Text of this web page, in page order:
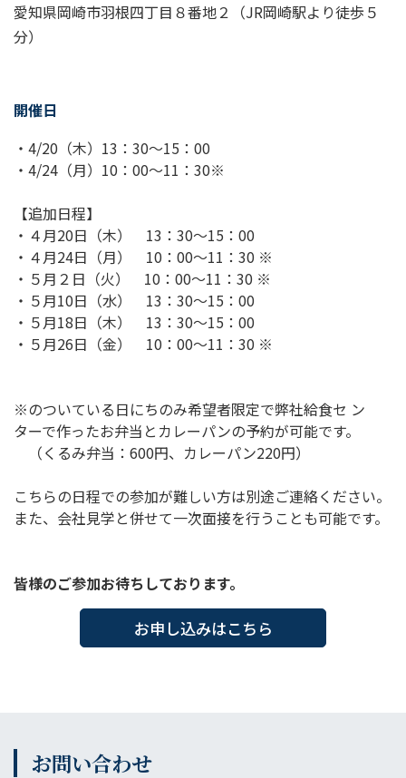
愛知県岡崎市羽根四丁目８番地２（JR岡崎駅より徒歩５
分）
開催日
・4/20（木）13：30～15：00
・4/24（月）10：00～11：30※
【追加日程】
・４月20日（木） 13：30～15：00
・４月24日（月） 10：00～11：30 ※
・５月２日（火） 10：00～11：30 ※
・５月10日（水） 13：30～15：00
・５月18日（木） 13：30～15：00
・５月26日（金） 10：00～11：30 ※
※のついている日にちのみ希望者限定で弊社給食セ ン
ターで作ったお弁当とカレーパンの予約が可能です。
（くるみ弁当：600円、カレーパン220円）
こちらの日程での参加が難しい方は別途ご連絡ください。
また、会社見学と併せて一次面接を行うことも可能です。
皆様のご参加お待ちしております。
お申し込みはこちら
お問い合わせ